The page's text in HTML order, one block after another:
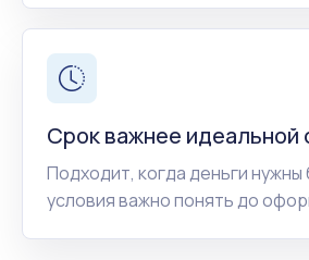
Срок важнее идеальной
Подходит, когда деньги нужны
условия важно понять до